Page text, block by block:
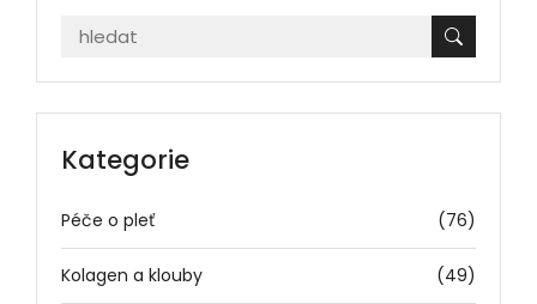
Kategorie
Péče o pleť (76)
Kolagen a klouby (49)